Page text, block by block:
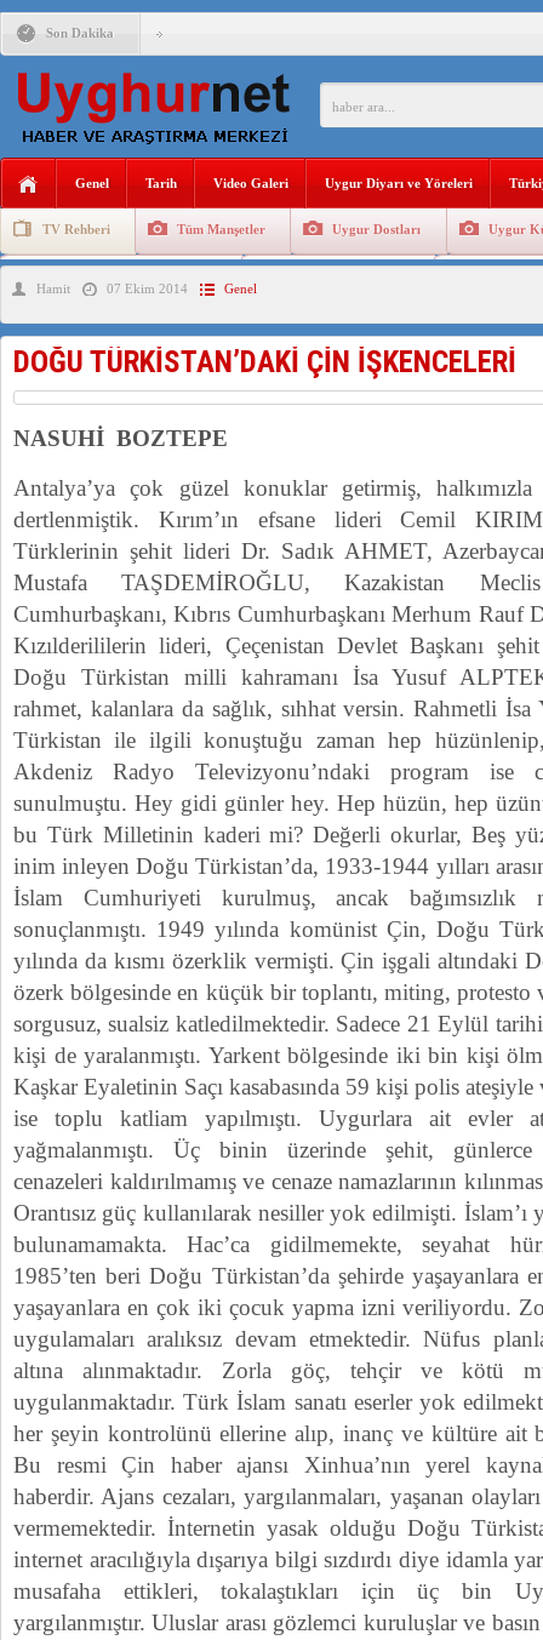
Son Dakika
ÇİN’İN “GÜVENLİK”SÖYLEMİ İLE DOĞU TÜRKİSTAN’DA
ANAHTAR PARTİ GENEL BAŞKANI AĞIRALİOĞLU :
DİYANET AKADEMİSİ BAŞKANI DOÇ.DR.KAAN : DOĞU
150 YILDIR KAYNAYAN YARAMIZ : ÇİN İŞGALİNDEKİ
ÇİN’İN UYGUR POLİTİKALARINI ÖVEN DİYANET
Genel Tarih Video Galeri Uygur Diyarı ve Yöreleri
TV Rehberi Tüm Manşetler Uygur Dostları Uygur
Uygurlarda Düğün ve Cenaze
Hamit 07 Ekim 2014 Genel
DOĞU TÜRKİSTAN’DAKİ ÇİN İŞKENCELERİ
NASUHİ BOZTEPE
Antalya’ya çok güzel konuklar getirmiş, halkımızla
dertlenmiştik. Kırım’ın efsane lideri Cemil
Türklerinin şehit lideri Dr. Sadık AHMET,
Mustafa TAŞDEMİROĞLU, Kazakistan
Cumhurbaşkanı, Kıbrıs Cumhurbaşkanı Merhum
Kızılderililerin lideri, Çeçenistan Devlet Başkanı
Doğu Türkistan milli kahramanı İsa Yusuf
rahmet, kalanlara da sağlık, sıhhat versin. Rahmetli
Türkistan ile ilgili konuştuğu zaman hep hüzünlenip,
Akdeniz Radyo Televizyonu’ndaki program ise
sunulmuştu. Hey gidi günler hey. Hep hüzün, hep
bu Türk Milletinin kaderi mi? Değerli okurlar, Beş
inim inleyen Doğu Türkistan’da, 1933-1944 yılları
İslam Cumhuriyeti kurulmuş, ancak bağımsızlık
sonuçlanmıştı. 1949 yılında komünist Çin, Doğu
yılında da kısmı özerklik vermişti. Çin işgali altındaki
özerk bölgesinde en küçük bir toplantı, miting, protesto
sorgusuz, sualsiz katledilmektedir. Sadece 21 Eylül
kişi de yaralanmıştı. Yarkent bölgesinde iki bin kişi
Kaşkar Eyaletinin Saçı kasabasında 59 kişi polis
ise toplu katliam yapılmıştı. Uygurlara ait evler
yağmalanmıştı. Üç binin üzerinde şehit,
cenazeleri kaldırılmamış ve cenaze namazlarının
Orantısız güç kullanılarak nesiller yok edilmişti. İslam’ı
bulunamamakta. Hac’ca gidilmemekte, seyahat
1985’ten beri Doğu Türkistan’da şehirde yaşayanlara
yaşayanlara en çok iki çocuk yapma izni veriliyordu.
uygulamaları aralıksız devam etmektedir. Nüfus
altına alınmaktadır. Zorla göç, tehçir ve kötü
uygulanmaktadır. Türk İslam sanatı eserler yok
her şeyin kontrolünü ellerine alıp, inanç ve kültüre ait
Bu resmi Çin haber ajansı Xinhua’nın yerel
haberdir. Ajans cezaları, yargılanmaları, yaşanan
vermemektedir. İnternetin yasak olduğu Doğu
internet aracılığıyla dışarıya bilgi sızdırdı diye idamla
musafaha ettikleri, tokalaştıkları için üç bin
yargılanmıştır. Uluslar arası gözlemci kuruluşlar ve